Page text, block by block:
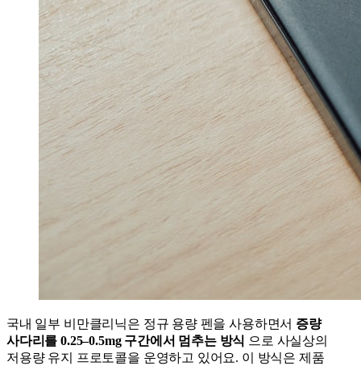
국내 일부 비만클리닉은 정규 용량 펜을 사용하면서 증량
사다리를 0.25–0.5mg 구간에서 멈추는 방식 으로 사실상의
저용량 유지 프로토콜을 운영하고 있어요. 이 방식은 제품